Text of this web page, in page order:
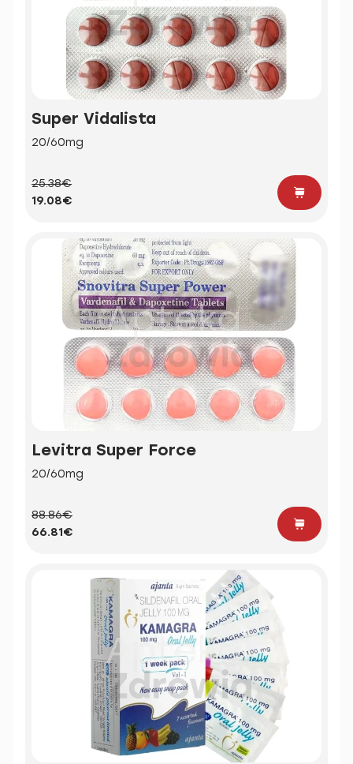
Super Vidalista
20/60mg
25.38€
19.08€
Levitra Super Force
20/60mg
88.86€
66.81€